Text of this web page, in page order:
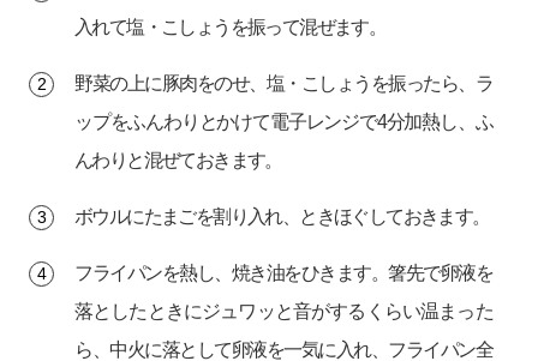
入れて塩・こしょうを振って混ぜます。
野菜の上に豚肉をのせ、塩・こしょうを振ったら、ラ
ップをふんわりとかけて電子レンジで4分加熱し、ふ
んわりと混ぜておきます。
ボウルにたまごを割り入れ、ときほぐしておきます。
フライパンを熱し、焼き油をひきます。箸先で卵液を
落としたときにジュワッと音がするくらい温まった
ら、中火に落として卵液を一気に入れ、フライパン全